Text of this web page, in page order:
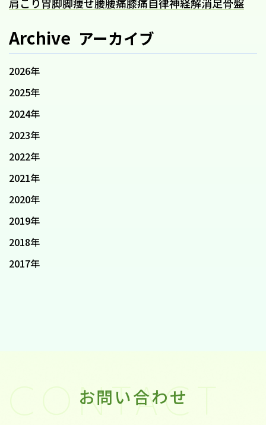
肩こり胃脚脚痩せ腰腰痛膝痛自律神経解消足骨盤
Archive アーカイブ
2026年
2025年
2024年
2023年
2022年
2021年
2020年
2019年
2018年
2017年
お問い合わせ
CONTACT